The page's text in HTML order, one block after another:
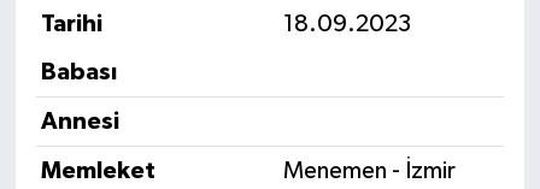
Tarihi
18.09.2023
Babası
Annesi
Memleket Menemen - İzmir